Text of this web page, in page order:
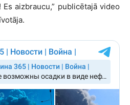
aizbraucu,” publicētajā video